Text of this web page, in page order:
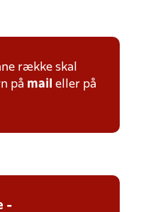
række skal
på mail eller på
-